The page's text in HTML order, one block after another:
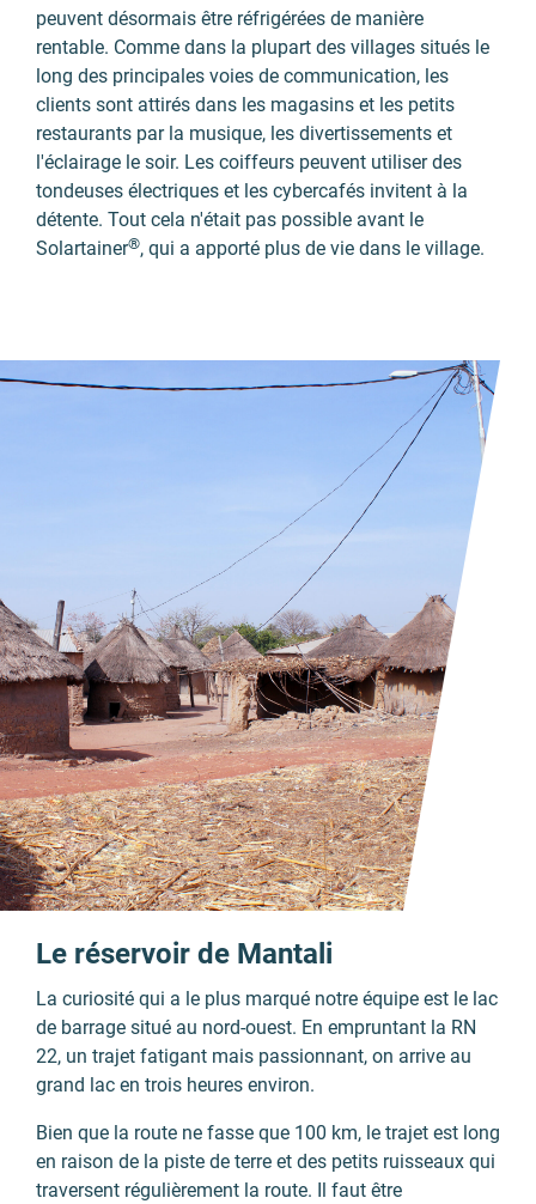
peuvent désormais être réfrigérées de manière
rentable. Comme dans la plupart des villages situés le
long des principales voies de communication, les
clients sont attirés dans les magasins et les petits
restaurants par la musique, les divertissements et
l'éclairage le soir. Les coiffeurs peuvent utiliser des
tondeuses électriques et les cybercafés invitent à la
détente. Tout cela n'était pas possible avant le
Solartainer®, qui a apporté plus de vie dans le village.
Le réservoir de Mantali
La curiosité qui a le plus marqué notre équipe est le lac
de barrage situé au nord-ouest. En empruntant la RN
22, un trajet fatigant mais passionnant, on arrive au
grand lac en trois heures environ.
Bien que la route ne fasse que 100 km, le trajet est long
en raison de la piste de terre et des petits ruisseaux qui
traversent régulièrement la route. Il faut être